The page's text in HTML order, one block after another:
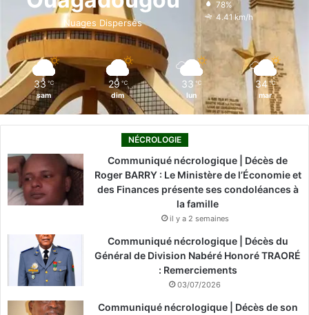
o
k
i
n
r
Nuages Dispersés
78%
4.41 km/h
33 ℃
sam
29 ℃
dim
33 ℃
lun
34 ℃
mar
NÉCROLOGIE
Communiqué nécrologique | Décès de
Roger BARRY : Le Ministère de l’Économie et
des Finances présente ses condoléances à
la famille
il y a 2 semaines
Communiqué nécrologique | Décès du
Général de Division Nabéré Honoré TRAORÉ
: Remerciements
03/07/2026
Communiqué nécrologique | Décès de son